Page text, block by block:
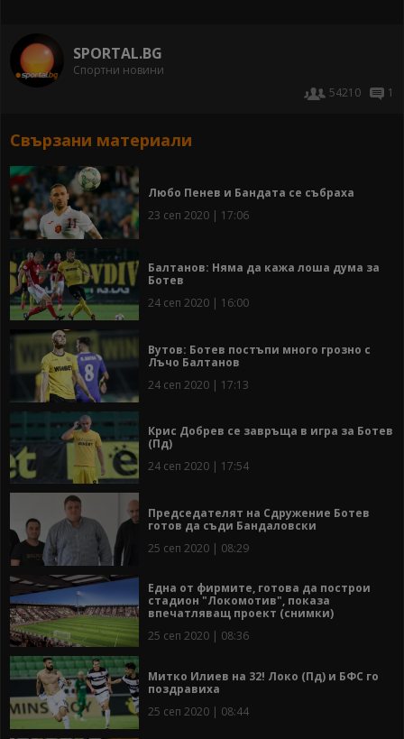
SPORTAL.BG
Спортни новини
54210
1
Свързани материали
Любо Пенев и Бандата се събраха
23 сеп 2020 | 17:06
Балтанов: Няма да кажа лоша дума за
Ботев
24 сеп 2020 | 16:00
Вутов: Ботев постъпи много грозно с
Лъчо Балтанов
24 сеп 2020 | 17:13
Крис Добрев се завръща в игра за Ботев
(Пд)
24 сеп 2020 | 17:54
Председателят на Сдружение Ботев
готов да съди Бандаловски
25 сеп 2020 | 08:29
Една от фирмите, готова да построи
стадион "Локомотив", показа
впечатляващ проект (снимки)
25 сеп 2020 | 08:36
Митко Илиев на 32! Локо (Пд) и БФС го
поздравиха
25 сеп 2020 | 08:44